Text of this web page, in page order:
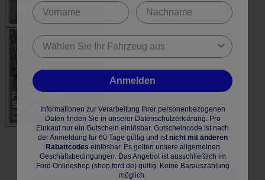
Anmelden
Informationen zur Verarbeitung Ihrer personenbezogenen
Daten finden Sie in unserer Datenschutzerklärung. Pro
Einkauf nur ein Gutschein einlösbar. Gutscheincode ist nach
der Anmeldung für 60 Tage gültig und ist nicht mit anderen
Rabattcodes einlösbar. Es gelten unsere allgemeinen
Geschäftsbedingungen. Das Angebot ist ausschließlich im
Ford Onlineshop (shop.ford.de) gültig. Keine Barauszahlung
möglich.